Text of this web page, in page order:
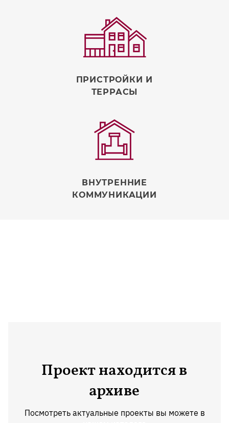
ПРИСТРОЙКИ И
ТЕРРАСЫ
ВНУТРЕННИЕ
КОММУНИКАЦИИ
Проект находится в
архиве
Посмотреть актуальные проекты вы можете в